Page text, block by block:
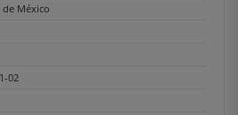
México
02